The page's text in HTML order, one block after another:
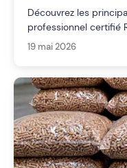
Découvrez les
professionnel certifié
19 mai 2026